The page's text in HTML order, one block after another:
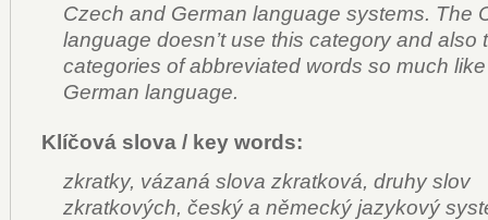
Czech and German language systems. The
language doesn’t use this category and also
categories of abbreviated words so much
German language.
Klíčová slova / key words:
zkratky, vázaná slova zkratková, druhy slov
zkratkových, český a německý jazykový